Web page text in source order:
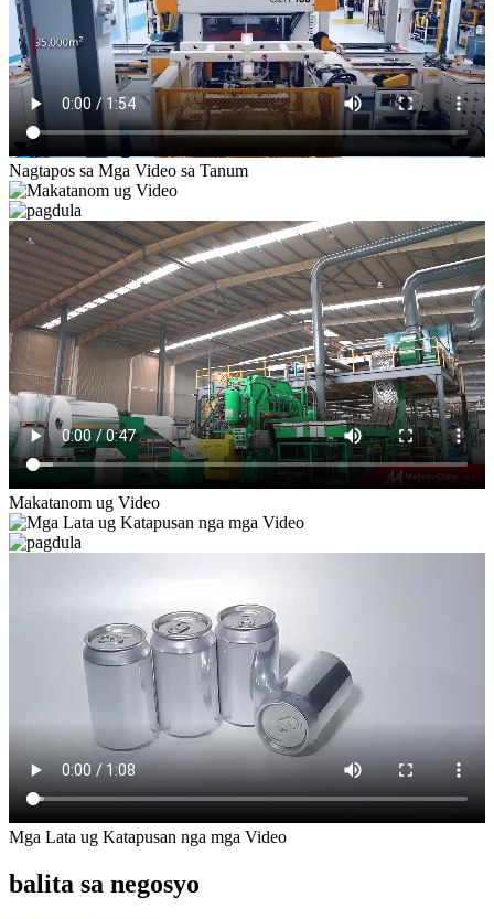
Nagtapos sa Mga Video sa Tanum
Makatanom ug Video
Mga Lata ug Katapusan nga mga Video
balita sa negosyo